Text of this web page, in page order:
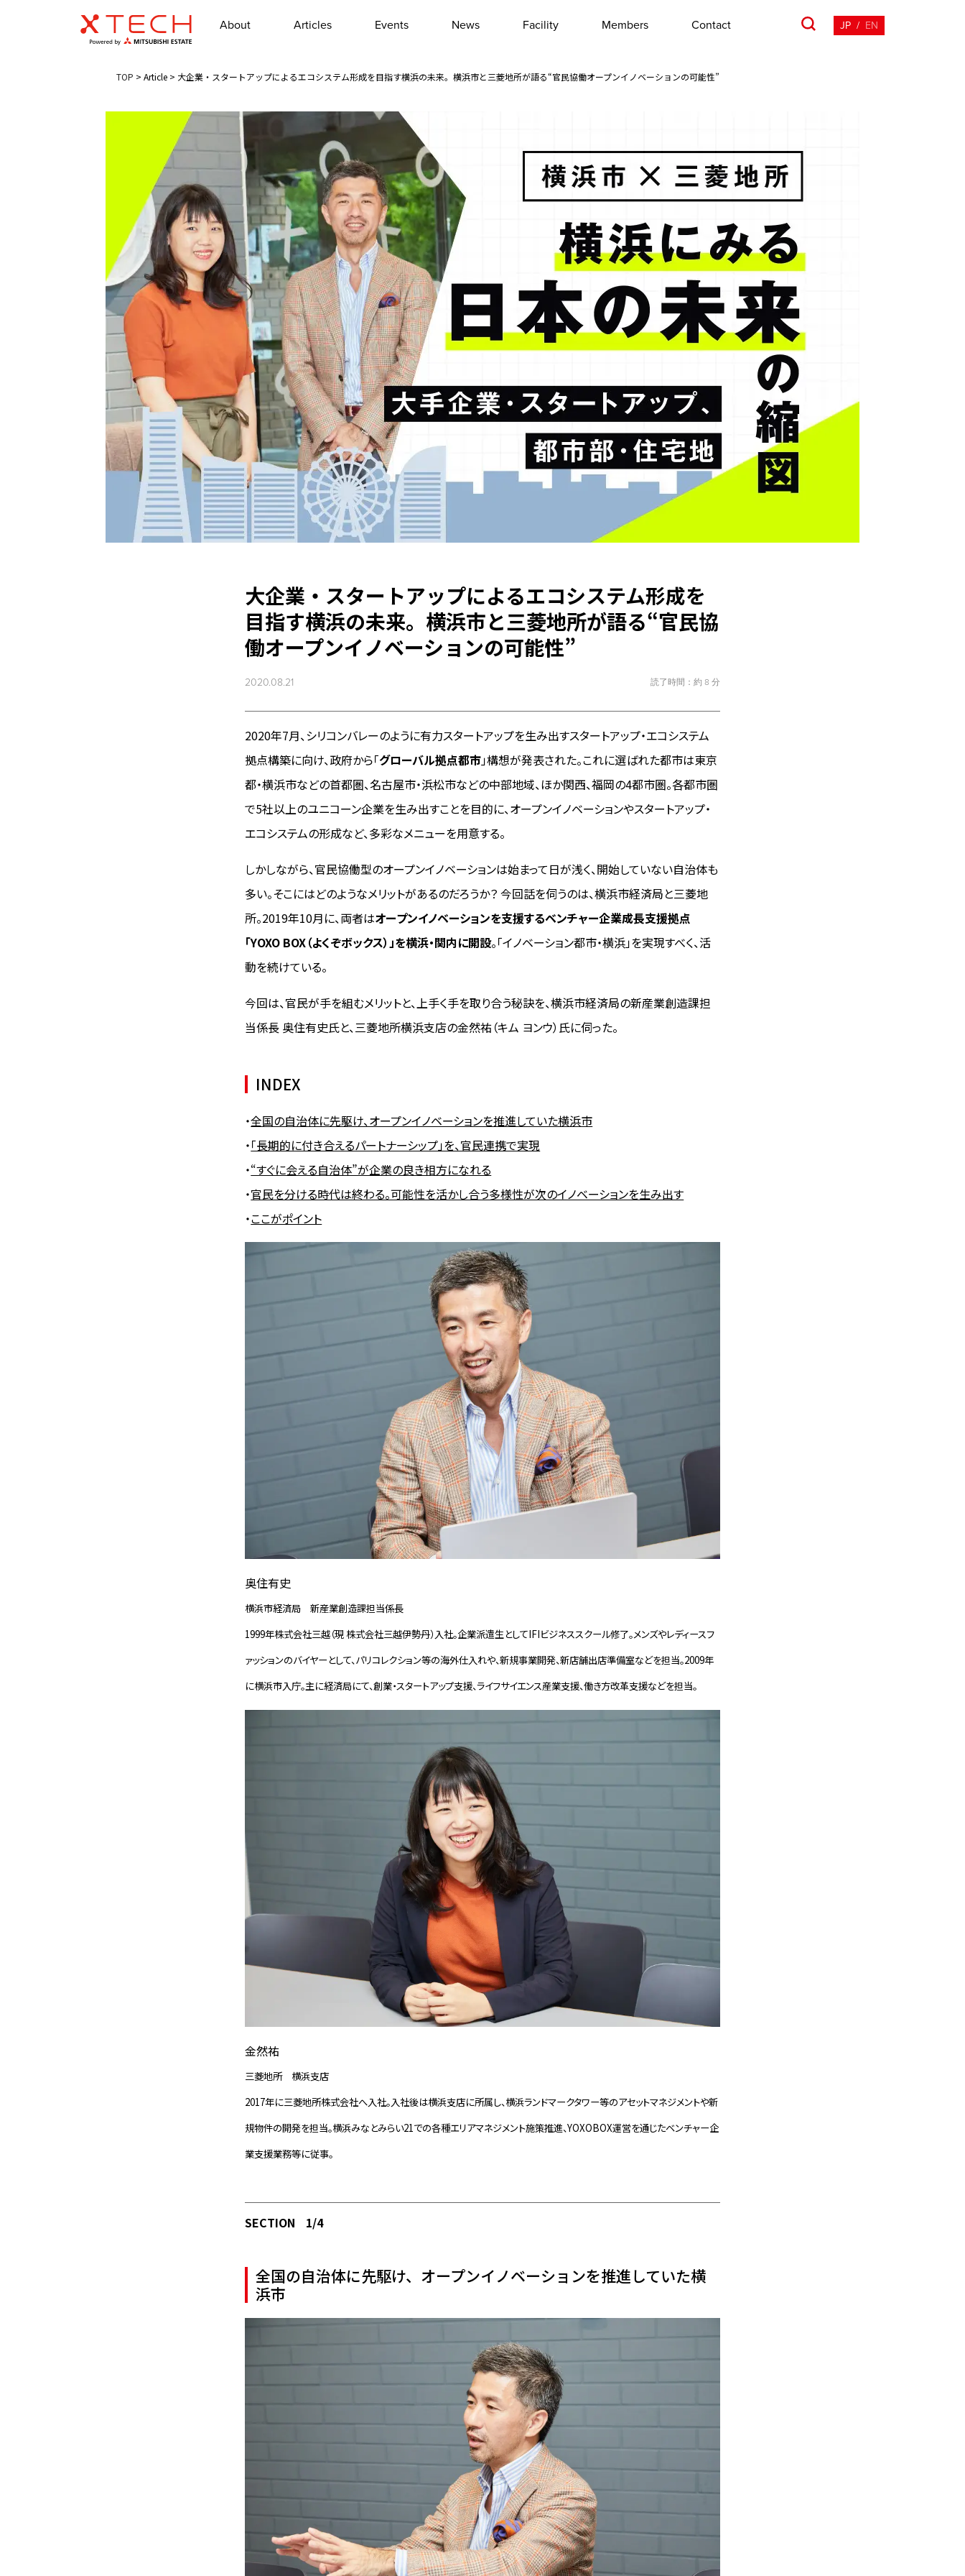
About Articles Events News Facility Members Contact JP / EN
TOP > Article > 大企業・スタートアップによるエコシステム形成を目指す横浜の未来。横浜市と三菱地所が語る“官民協働オープンイノベーションの可能性”
大企業・スタートアップによるエコシステム形成を
目指す横浜の未来。横浜市と三菱地所が語る“官民協
働オープンイノベーションの可能性”
2020.08.21 読了時間：約 8 分
2020年7月、シリコンバレーのように有力スタートアップを生み出すスタートアップ・エコシステム
拠点構築に向け、政府から「グローバル拠点都市」構想が発表された。これに選ばれた都市は東京
都・横浜市などの首都圏、名古屋市・浜松市などの中部地域、ほか関西、福岡の4都市圏。各都市圏
で5社以上のユニコーン企業を生み出すことを目的に、オープンイノベーションやスタートアップ・
エコシステムの形成など、多彩なメニューを用意する。
しかしながら、官民協働型のオープンイノベーションは始まって日が浅く、開始していない自治体も
多い。そこにはどのようなメリットがあるのだろうか？ 今回話を伺うのは、横浜市経済局と三菱地
所。2019年10月に、両者はオープンイノベーションを支援するベンチャー企業成長支援拠点
「YOXO BOX（よくぞボックス）」を横浜・関内に開設。「イノベーション都市・横浜」を実現すべく、活
動を続けている。
今回は、官民が手を組むメリットと、上手く手を取り合う秘訣を、横浜市経済局の新産業創造課担
当係長 奥住有史氏と、三菱地所横浜支店の金然祐（キム ヨンウ）氏に伺った。
INDEX
・全国の自治体に先駆け、オープンイノベーションを推進していた横浜市
・「長期的に付き合えるパートナーシップ」を、官民連携で実現
・“すぐに会える自治体”が企業の良き相方になれる
・官民を分ける時代は終わる。可能性を活かし合う多様性が次のイノベーションを生み出す
・ここがポイント
奥住有史
横浜市経済局 新産業創造課担当係長
1999年株式会社三越（現 株式会社三越伊勢丹）入社。企業派遣生としてIFIビジネススクール修了。メンズやレディースフ
ァッションのバイヤーとして、パリコレクション等の海外仕入れや、新規事業開発、新店舗出店準備室などを担当。2009年
に横浜市入庁。主に経済局にて、創業・スタートアップ支援、ライフサイエンス産業支援、働き方改革支援などを担当。
金然祐
三菱地所 横浜支店
2017年に三菱地所株式会社へ入社。入社後は横浜支店に所属し、横浜ランドマークタワー等のアセットマネジメントや新
規物件の開発を担当。横浜みなとみらい21での各種エリアマネジメント施策推進、YOXOBOX運営を通じたベンチャー企
業支援業務等に従事。
SECTION 1/4
全国の自治体に先駆け、オープンイノベーションを推進していた横
浜市